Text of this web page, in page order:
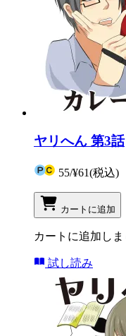
ヤリへん 第3話
55/¥61(税込)
カートに追加
カートに追加しま
試し読み